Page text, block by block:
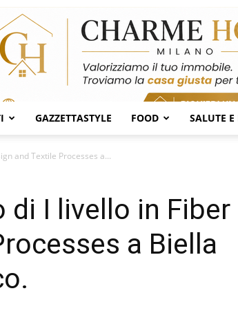
GAZZETTASTYLE FOOD SALUTE E
and Textile Processes a...
di I livello in Fiber
a Biella